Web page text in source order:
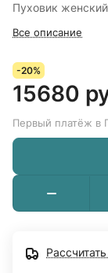
Пуховик
Все описание
-20%
15680
Первый платёж в